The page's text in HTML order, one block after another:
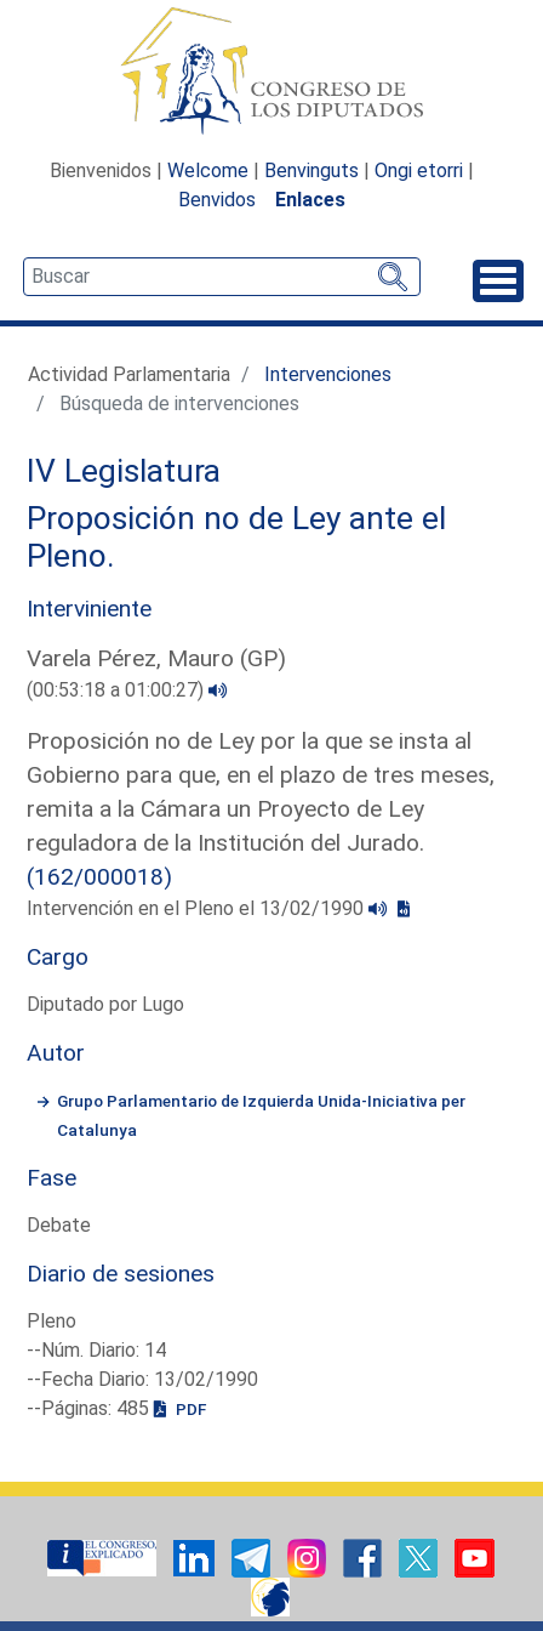
Bienvenidos | Welcome | Benvinguts | Ongi etorri |
Benvidos
Enlaces
Actividad Parlamentaria
Intervenciones
Búsqueda de intervenciones
IV Legislatura
Proposición no de Ley ante el
Pleno.
Interviniente
Varela Pérez, Mauro (GP)
(00:53:18 a 01:00:27)
Proposición no de Ley por la que se insta al
Gobierno para que, en el plazo de tres meses,
remita a la Cámara un Proyecto de Ley
reguladora de la Institución del Jurado.
(162/000018)
Intervención en el Pleno el 13/02/1990
Cargo
Diputado por Lugo
Autor
Grupo Parlamentario de Izquierda Unida-Iniciativa per
Catalunya
Fase
Debate
Diario de sesiones
Pleno
--Núm. Diario: 14
--Fecha Diario: 13/02/1990
--Páginas: 485
PDF